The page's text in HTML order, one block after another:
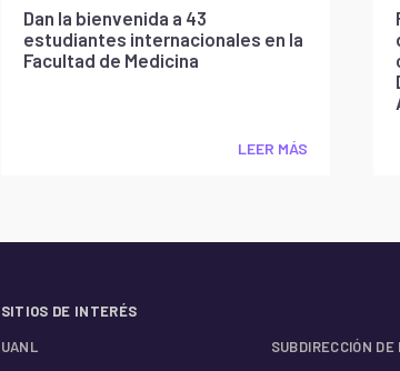
Dan la bienvenida a 43
estudiantes internacionales en la
Facultad de Medicina
LEER MÁS
SITIOS DE INTERÉS
UANL
SUBDIRECCIÓN